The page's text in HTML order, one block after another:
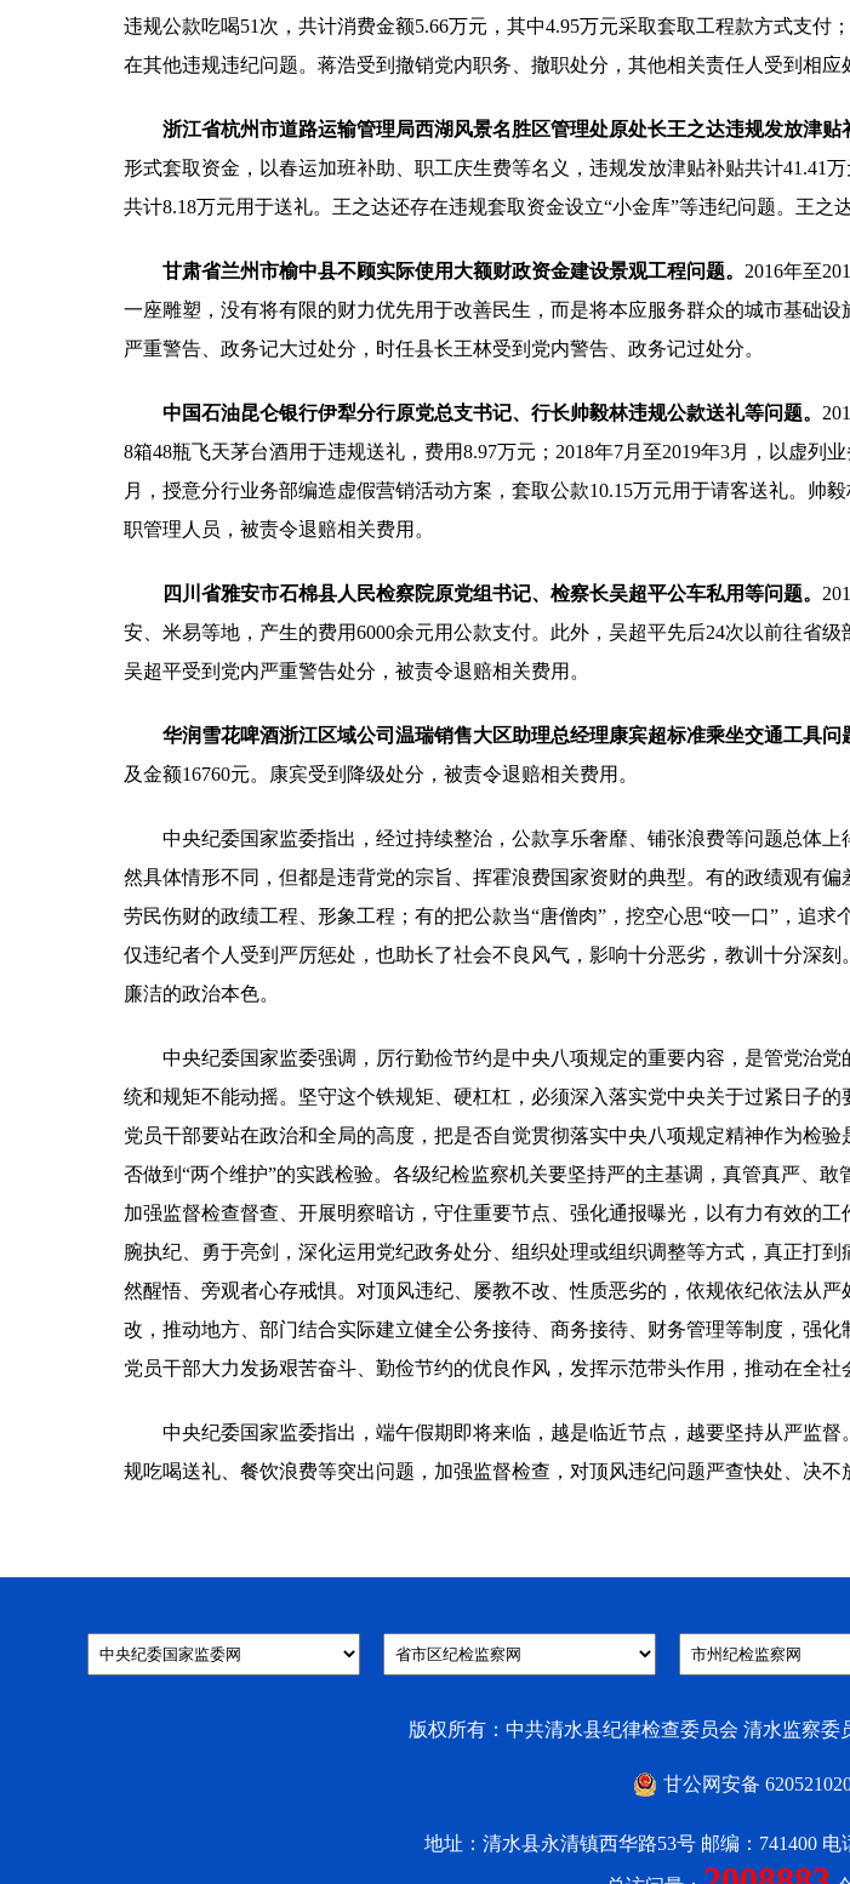
违规公款吃喝51次，共计消费金额5.66万元，其中4.95万元采取套取工程款方式支
在其他违规违纪问题。蒋浩受到撤销党内职务、撤职处分，其他相关责任人受到相应
浙江省杭州市道路运输管理局西湖风景名胜区管理处原处长王之达违规发放津贴
形式套取资金，以春运加班补助、职工庆生费等名义，违规发放津贴补贴共计41.41
共计8.18万元用于送礼。王之达还存在违规套取资金设立“小金库”等违纪问题。王
甘肃省兰州市榆中县不顾实际使用大额财政资金建设景观工程问题。 2016年至
一座雕塑，没有将有限的财力优先用于改善民生，而是将本应服务群众的城市基础
严重警告、政务记大过处分，时任县长王林受到党内警告、政务记过处分。
中国石油昆仑银行伊犁分行原党总支书记、行长帅毅林违规公款送礼等问题。
8箱48瓶飞天茅台酒用于违规送礼，费用8.97万元；2018年7月至2019年3月，以虚
月，授意分行业务部编造虚假营销活动方案，套取公款10.15万元用于请客送礼。
职管理人员，被责令退赔相关费用。
四川省雅安市石棉县人民检察院原党组书记、检察长吴超平公车私用等问题。
安、米易等地，产生的费用6000余元用公款支付。此外，吴超平先后24次以前往省
吴超平受到党内严重警告处分，被责令退赔相关费用。
华润雪花啤酒浙江区域公司温瑞销售大区助理总经理康宾超标准乘坐交通工具问
及金额16760元。康宾受到降级处分，被责令退赔相关费用。
中央纪委国家监委指出，经过持续整治，公款享乐奢靡、铺张浪费等问题总体上
然具体情形不同，但都是违背党的宗旨、挥霍浪费国家资财的典型。有的政绩观有
劳民伤财的政绩工程、形象工程；有的把公款当“唐僧肉”，挖空心思“咬一口”，追
仅违纪者个人受到严厉惩处，也助长了社会不良风气，影响十分恶劣，教训十分深
廉洁的政治本色。
中央纪委国家监委强调，厉行勤俭节约是中央八项规定的重要内容，是管党治党
统和规矩不能动摇。坚守这个铁规矩、硬杠杠，必须深入落实党中央关于过紧日子
党员干部要站在政治和全局的高度，把是否自觉贯彻落实中央八项规定精神作为检
否做到“两个维护”的实践检验。各级纪检监察机关要坚持严的主基调，真管真严、
加强监督检查督查、开展明察暗访，守住重要节点、强化通报曝光，以有力有效的
腕执纪、勇于亮剑，深化运用党纪政务处分、组织处理或组织调整等方式，真正打
然醒悟、旁观者心存戒惧。对顶风违纪、屡教不改、性质恶劣的，依规依纪依法从
改，推动地方、部门结合实际建立健全公务接待、商务接待、财务管理等制度，强
党员干部大力发扬艰苦奋斗、勤俭节约的优良作风，发挥示范带头作用，推动在全社
中央纪委国家监委指出，端午假期即将来临，越是临近节点，越要坚持从严监督
规吃喝送礼、餐饮浪费等突出问题，加强监督检查，对顶风违纪问题严查快处、决不
版权所有：中共清水县纪律检查委员会 清水监察委
甘公网安备
地址：清水县永清镇西华路53号 邮编：741400 电